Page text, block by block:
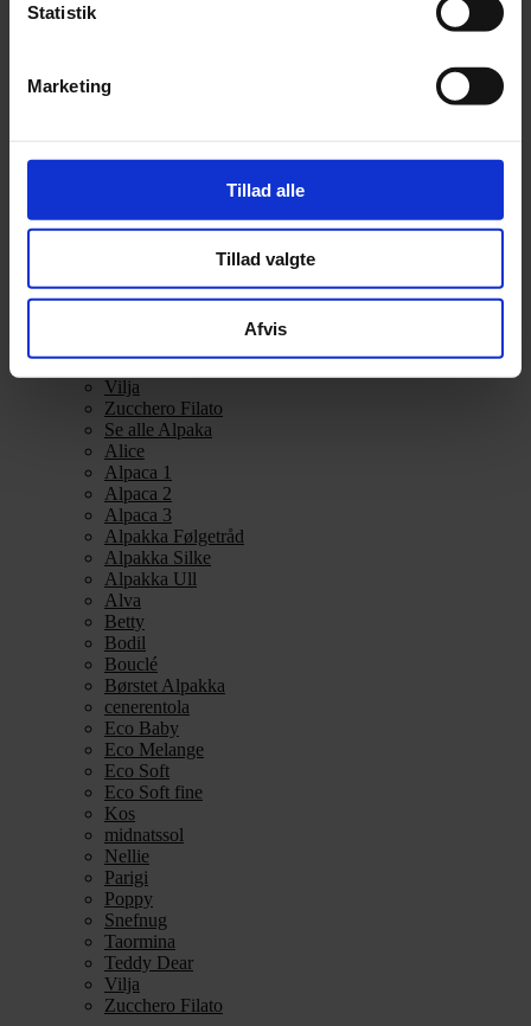
Statistik
Marketing
Tillad alle
Tillad valgte
Afvis
Børstet Alpakka
Kos
midnatssol
Poppy
Teddy Dear
Vilja
Zucchero Filato
Se alle Alpaka
Alice
Alpaca 1
Alpaca 2
Alpaca 3
Alpakka Følgetråd
Alpakka Silke
Alpakka Ull
Alva
Betty
Bodil
Bouclé
Børstet Alpakka
cenerentola
Eco Baby
Eco Melange
Eco Soft
Eco Soft fine
Kos
midnatssol
Nellie
Parigi
Poppy
Snefnug
Taormina
Teddy Dear
Vilja
Zucchero Filato